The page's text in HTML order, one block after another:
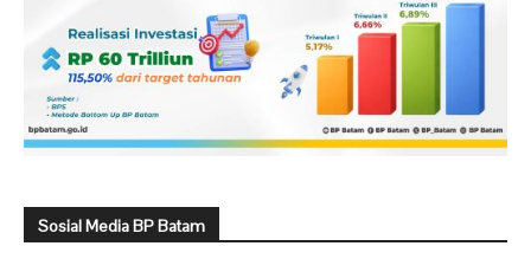
Sosial Media BP Batam